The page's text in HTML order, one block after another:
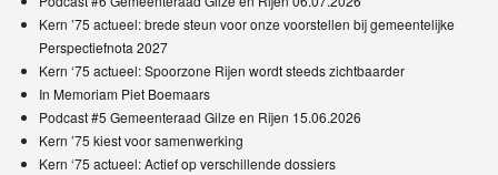
Kern ’75 actueel: brede steun voor onze voorstellen bij gemeentelijke
Perspectiefnota 2027
Kern ‘75 actueel: Spoorzone Rijen wordt steeds zichtbaarder
In Memoriam Piet Boemaars
Podcast #5 Gemeenteraad Gilze en Rijen 15.06.2026
Kern ’75 kiest voor samenwerking
Kern ‘75 actueel: Actief op verschillende dossiers